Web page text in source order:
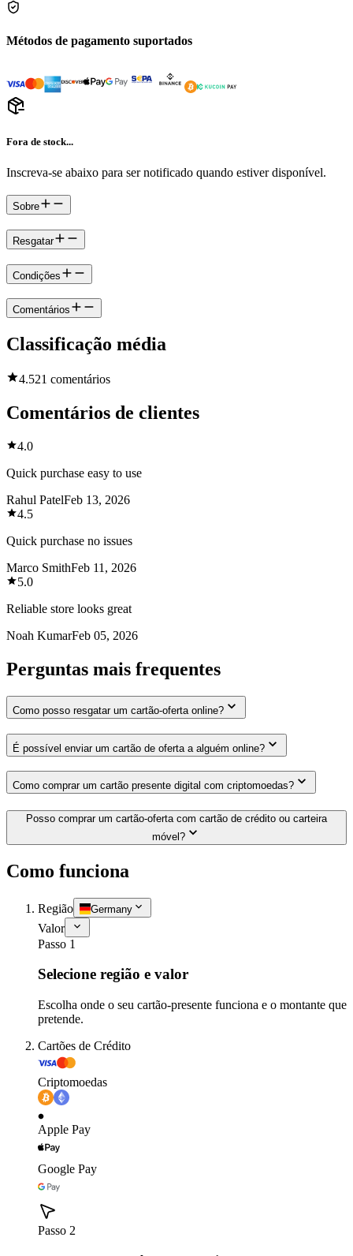
Métodos de pagamento suportados
Fora de stock...
Inscreva-se abaixo para ser notificado quando estiver disponível.
Sobre
Resgatar
Condições
Comentários
Classificação média
4.521 comentários
Comentários de clientes
4.0
Quick purchase easy to use
Rahul PatelFeb 13, 2026
4.5
Quick purchase no issues
Marco SmithFeb 11, 2026
5.0
Reliable store looks great
Noah KumarFeb 05, 2026
Perguntas mais frequentes
Como posso resgatar um cartão-oferta online?
É possível enviar um cartão de oferta a alguém online?
Como comprar um cartão presente digital com criptomoedas?
Posso comprar um cartão-oferta com cartão de crédito ou carteira
móvel?
Como funciona
Região Germany
Valor
Passo 1
Selecione região e valor
Escolha onde o seu cartão-presente funciona e o montante que
pretende.
Cartões de Crédito
Criptomoedas
Apple Pay
Google Pay
Passo 2